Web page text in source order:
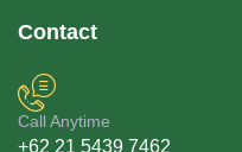
Contact
Call Anytime
+62 21 5439 7462